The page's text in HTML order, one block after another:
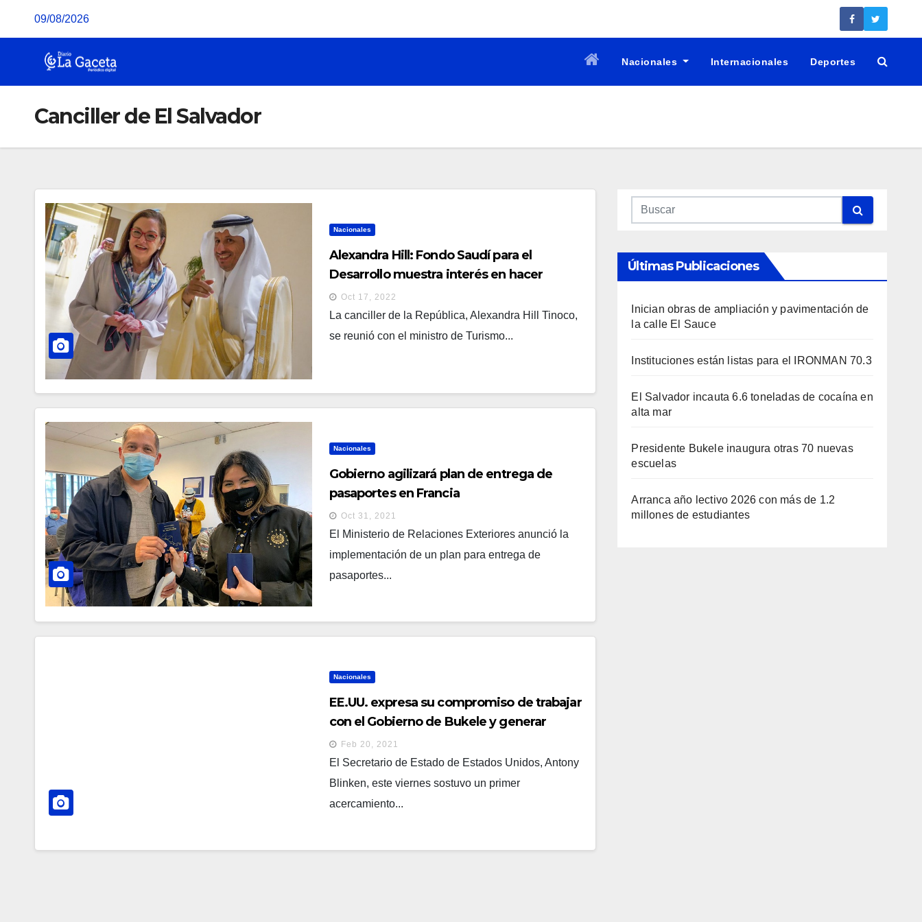
09/08/2026
Nacionales Internacionales Deportes
Canciller de El Salvador
Nacionales
Alexandra Hill: Fondo Saudí para el
Desarrollo muestra interés en hacer
negocios en el país
Oct 17, 2022
La canciller de la República, Alexandra Hill Tinoco,
se reunió con el ministro de Turismo...
Nacionales
Gobierno agilizará plan de entrega de
pasaportes en Francia
Oct 31, 2021
El Ministerio de Relaciones Exteriores anunció la
implementación de un plan para entrega de
pasaportes...
Nacionales
EE.UU. expresa su compromiso de trabajar
con el Gobierno de Bukele y generar
oportunidades económicas para los
salvadoreños
Feb 20, 2021
El Secretario de Estado de Estados Unidos, Antony
Blinken, este viernes sostuvo un primer
acercamiento...
Últimas Publicaciones
Inician obras de ampliación y pavimentación de
la calle El Sauce
Instituciones están listas para el IRONMAN 70.3
El Salvador incauta 6.6 toneladas de cocaína en
alta mar
Presidente Bukele inaugura otras 70 nuevas
escuelas
Arranca año lectivo 2026 con más de 1.2
millones de estudiantes